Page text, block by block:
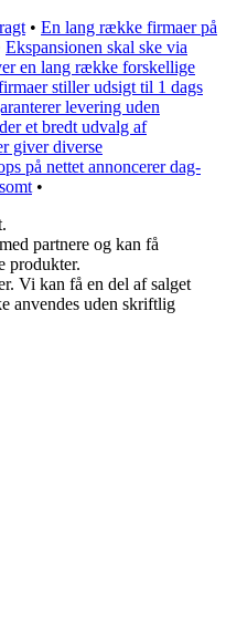
• En lang række firmaer på
Ekspansionen skal ske via
en lang række forskellige
stiller udsigt til 1 dags
levering uden
et bredt udvalg af
giver diverse
på nettet annoncerer dag-
•
partnere og kan få
produkter.
Vi kan få en del af salget
anvendes uden skriftlig